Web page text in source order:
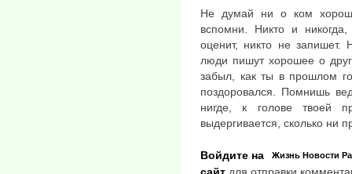
Не думай ни о ком
вспомни. Никто и
оценит, никто не запишет.
люди пишут хорошее о
забыл, как ты в прошлом
поздоровался. Помнишь
нигде, к голове твоей
выдергивается, сколько ни
Жизнь Новости
Войдите на